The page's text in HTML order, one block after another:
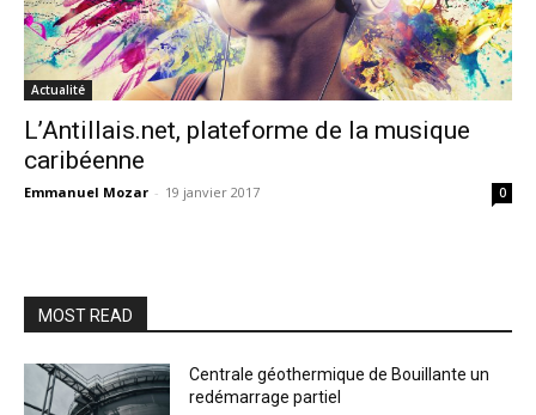
Actualité
L’Antillais.net, plateforme de la musique
caribéenne
Emmanuel Mozar - 19 janvier 2017 0
MOST READ
Centrale géothermique de Bouillante un
redémarrage partiel